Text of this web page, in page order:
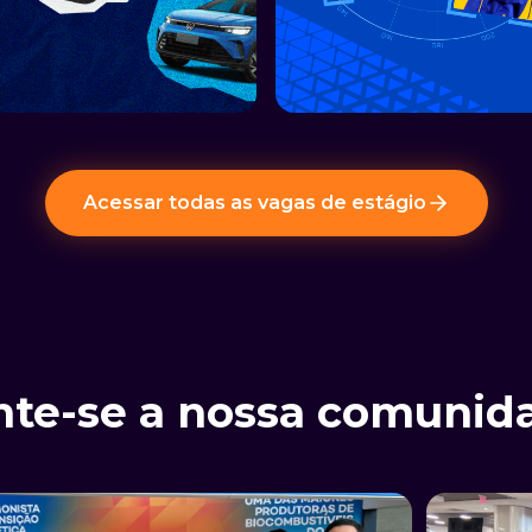
Acessar todas as vagas de estágio
se a nossa